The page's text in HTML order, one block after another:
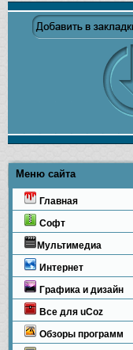
Меню сайта
Главная
Софт
Мультимедиа
Интернет
Графика и дизайн
Все для uCoz
Обзоры программ